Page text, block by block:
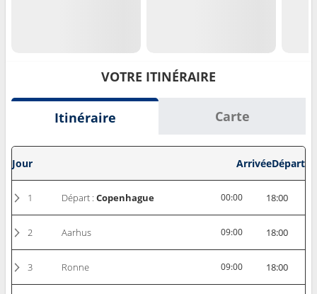
VOTRE ITINÉRAIRE
Itinéraire Carte
Jour ArrivéeDépart
1 Départ :Copenhague 00:00 18:00
2 Aarhus 09:00 18:00
3 Ronne 09:00 18:00